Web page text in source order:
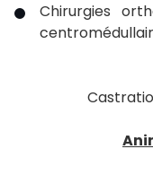
Chirurgies